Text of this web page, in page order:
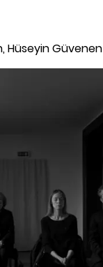
Hüseyin Güvenen